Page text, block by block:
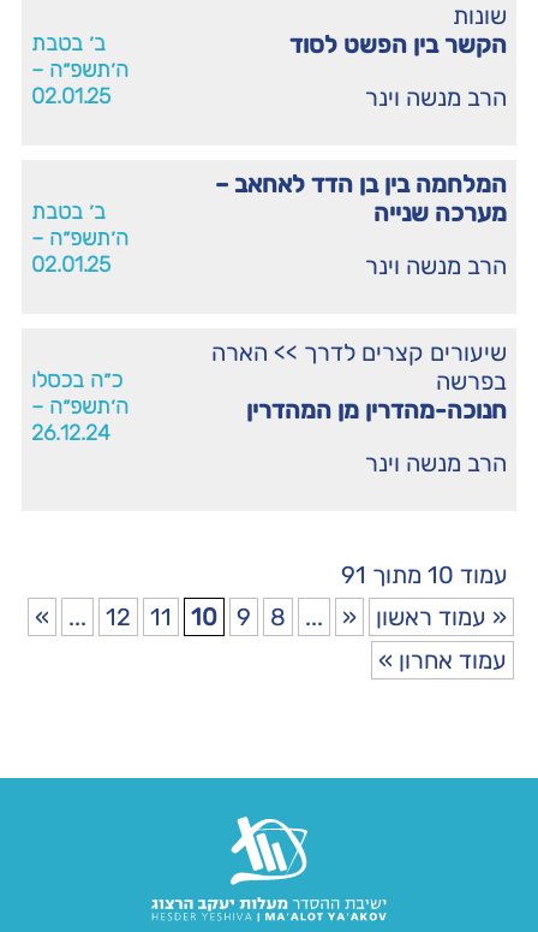
שונות
הקשר בין הפשט לסוד
הרב מנשה וינר
ב׳ בטבת
ה׳תשפ״ה –
02.01.25
המלחמה בין בן הדד לאחאב –
מערכה שנייה
הרב מנשה וינר
ב׳ בטבת
ה׳תשפ״ה –
02.01.25
שיעורים קצרים לדרך >> הארה
בפרשה
חנוכה-מהדרין מן המהדרין
הרב מנשה וינר
כ״ה בכסלו
ה׳תשפ״ה –
26.12.24
עמוד 10 מתוך 91
« עמוד ראשון
«
...
8
9
10
11
12
...
»
עמוד אחרון »